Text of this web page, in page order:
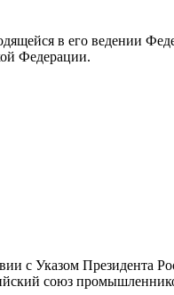
в его ведении
Федерации.
с Указом Президента
союз